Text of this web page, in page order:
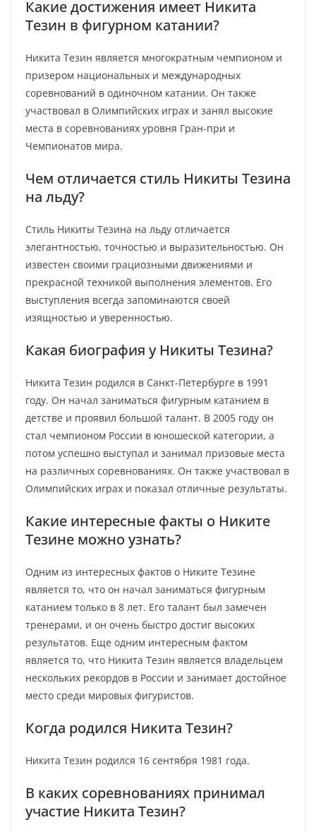
Какие достижения имеет Никита
Тезин в фигурном катании?
Никита Тезин является многократным чемпионом и
призером национальных и международных
соревнований в одиночном катании. Он также
участвовал в Олимпийских играх и занял высокие
места в соревнованиях уровня Гран-при и
Чемпионатов мира.
Чем отличается стиль Никиты Тезина
на льду?
Стиль Никиты Тезина на льду отличается
элегантностью, точностью и выразительностью. Он
известен своими грациозными движениями и
прекрасной техникой выполнения элементов. Его
выступления всегда запоминаются своей
изящностью и уверенностью.
Какая биография у Никиты Тезина?
Никита Тезин родился в Санкт-Петербурге в 1991
году. Он начал заниматься фигурным катанием в
детстве и проявил большой талант. В 2005 году он
стал чемпионом России в юношеской категории, а
потом успешно выступал и занимал призовые места
на различных соревнованиях. Он также участвовал в
Олимпийских играх и показал отличные результаты.
Какие интересные факты о Никите
Тезине можно узнать?
Одним из интересных фактов о Никите Тезине
является то, что он начал заниматься фигурным
катанием только в 8 лет. Его талант был замечен
тренерами, и он очень быстро достиг высоких
результатов. Еще одним интересным фактом
является то, что Никита Тезин является владельцем
нескольких рекордов в России и занимает достойное
место среди мировых фигуристов.
Когда родился Никита Тезин?
Никита Тезин родился 16 сентября 1981 года.
В каких соревнованиях принимал
участие Никита Тезин?